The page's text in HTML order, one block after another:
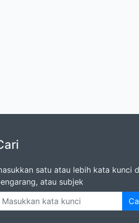
satu atau lebih kata kunci
atau subjek